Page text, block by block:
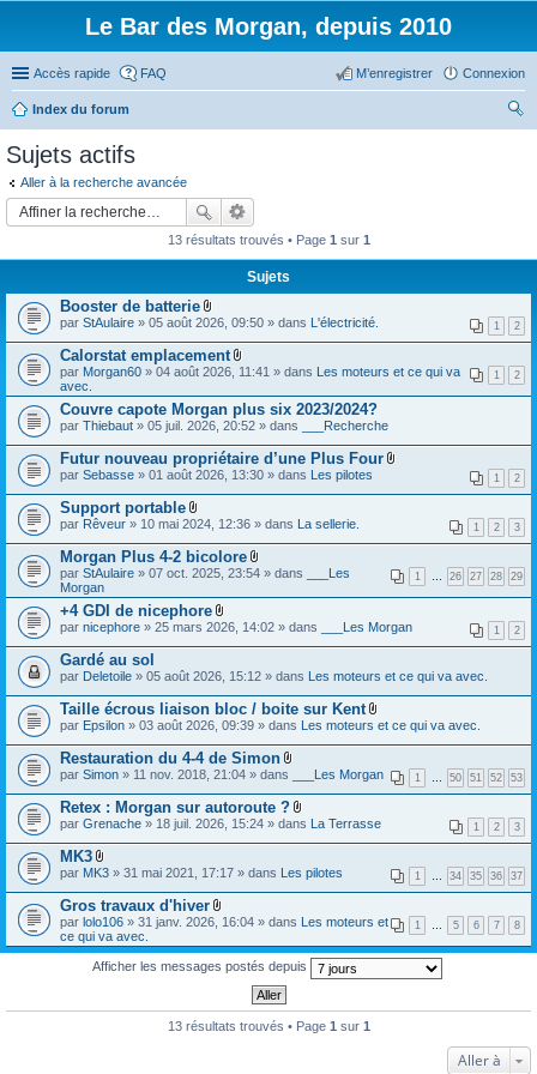
Le Bar des Morgan, depuis 2010
Accès rapide FAQ Connexion
M’enregistrer
Index du forum
Sujets actifs
Aller à la recherche avancée
13 résultats trouvés • Page 1 sur 1
Sujets
Booster de batterie
F
c
h
i
r
(
s
)
j
o
i
(
s
)
1 2
par StAulaire » 05 août 2026, 09:50 » dans L'électricité.
Calorstat emplacement
F
c
h
i
r
(
s
)
o
i
n
t
s
1 2
par Morgan60 » 04 août 2026, 11:41 » dans Les moteurs et ce qui va
avec.
Couvre capote Morgan plus six 2023/2024?
par Thiebaut » 05 juil. 2026, 20:52 » dans ___Recherche
Futur nouveau propriétaire d’une Plus Four
c
e
(
s
)
o
i
s
1 2
par Sebasse » 01 août 2026, 13:30 » dans Les pilotes
Support portable
F
c
h
i
r
(
s
)
o
i
n
t
s
)
1 2 3
par Rêveur » 10 mai 2024, 12:36 » dans La sellerie.
Morgan Plus 4-2 bicolore
F
c
i
(
s
)
o
i
n
t
s
)
1 26 27 28 29
par StAulaire » 07 oct. 2025, 23:54 » dans
___Les
Morgan
+4 GDI de nicephore
F
c
e
(
)
j
o
i
n
t
)
1 2
par nicephore » 25 mars 2026, 14:02 » dans ___Les Morgan
Gardé au sol
par Deletoile » 05 août 2026, 15:12 » dans Les moteurs et ce qui va avec.
Taille écrous liaison bloc / boite sur Kent
F
c
i
e
(
i
t
s
par Epsilon » 03 août 2026, 09:39 » dans Les moteurs et ce qui va avec.
Restauration du 4-4 de Simon
i
c
h
i
e
(
o
i
n
t
)
1 50 51 52 53
par Simon » 11 nov. 2018, 21:04 » dans ___Les Morgan
Retex : Morgan sur autoroute ?
F
c
e
(
)
j
t
(
1 2 3
par Grenache » 18 juil. 2026, 15:24 » dans La Terrasse
MK3
F
c
h
i
e
r
(
j
1 34 35 36 37
par MK3 » 31 mai 2021, 17:17 » dans Les pilotes
Gros travaux d'hiver
F
c
h
s
1 5 6 7 8
par lolo106 » 31 janv. 2026, 16:04 » dans Les moteurs et
ce qui va avec.
Afficher les messages postés depuis
13 résultats trouvés • Page 1 sur 1
Aller à